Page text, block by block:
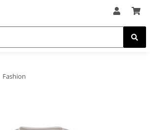
Fashion